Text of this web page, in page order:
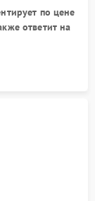
по цене
ответит на